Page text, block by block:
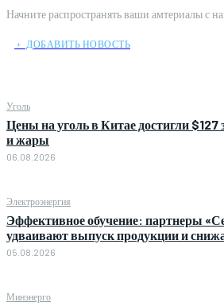
Начните распространять ваши амтериалы с
﹢ ДОБАВИТЬ НОВОСТЬ
Уголь
Цены на уголь в Китае достигли $127
и жары
06.08.2026
Электроэнергия
Эффективное обучение: партнеры
удваивают выпуск продукции и
05.08.2026
Минэнерго